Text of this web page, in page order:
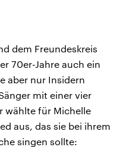
dem Freundeskreis
70er-Jahre auch ein
aber nur Insidern
mit einer vier
wählte für Michelle
aus, das sie bei ihrem
singen sollte: